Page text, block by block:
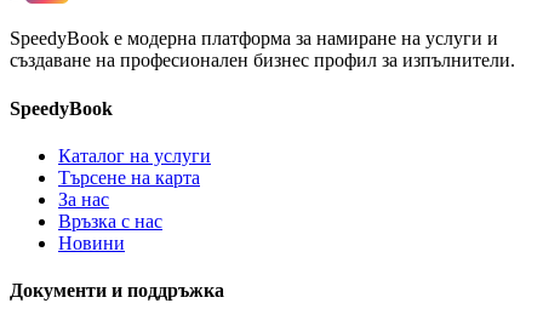
SpeedyBook е модерна платформа за намиране на услуги и
създаване на професионален бизнес профил за изпълнители.
SpeedyBook
Каталог на услуги
Търсене на карта
За нас
Връзка с нас
Новини
Документи и поддръжка